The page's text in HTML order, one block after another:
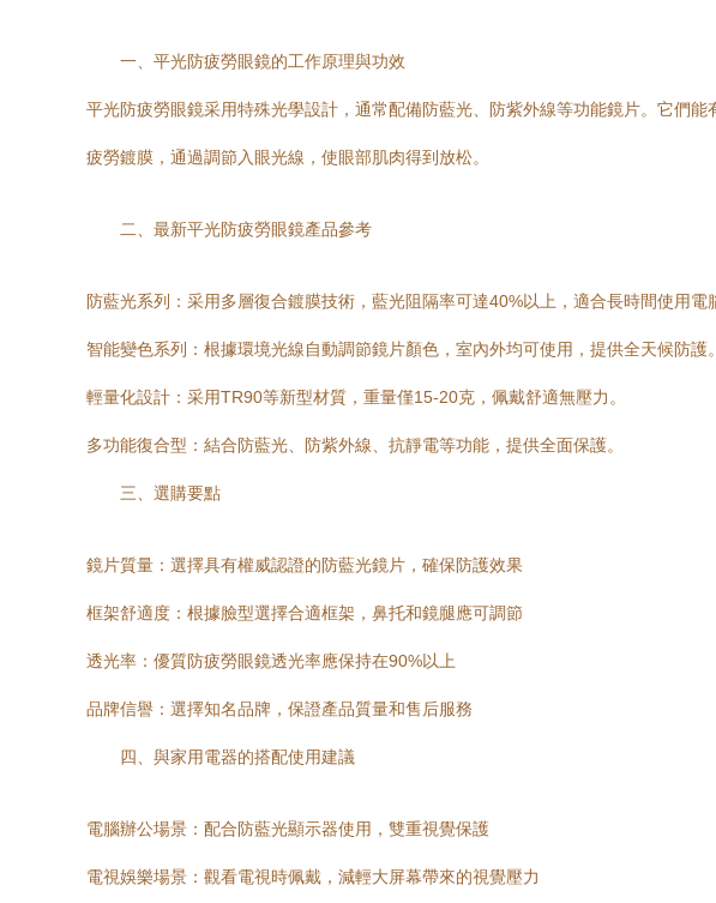
一、平光防疲勞眼鏡的工作原理與功效
平光防疲勞眼鏡采用特殊光學設計，通常配備防藍光、防紫外線等功能鏡片。它們
疲勞鍍膜，通過調節入眼光線，使眼部肌肉得到放松。
二、最新平光防疲勞眼鏡產品參考
防藍光系列：采用多層復合鍍膜技術，藍光阻隔率可達40%以上，適合長時間使用電
智能變色系列：根據環境光線自動調節鏡片顏色，室內外均可使用，提供全天候防護。
輕量化設計：采用TR90等新型材質，重量僅15-20克，佩戴舒適無壓力。
多功能復合型：結合防藍光、防紫外線、抗靜電等功能，提供全面保護。
三、選購要點
鏡片質量：選擇具有權威認證的防藍光鏡片，確保防護效果
框架舒適度：根據臉型選擇合適框架，鼻托和鏡腿應可調節
透光率：優質防疲勞眼鏡透光率應保持在90%以上
品牌信譽：選擇知名品牌，保證產品質量和售后服務
四、與家用電器的搭配使用建議
電腦辦公場景：配合防藍光顯示器使用，雙重視覺保護
電視娛樂場景：觀看電視時佩戴，減輕大屏幕帶來的視覺壓力